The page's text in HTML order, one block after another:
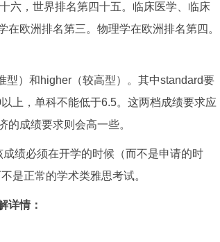
六，世界排名第四十五。临床医学、临床
欧洲排名第三。物理学在欧洲排名第四。
型）和higher（较高型）。其中standard要
上，单科不能低于6.5。这两档成绩要求应
成绩要求则会高一些。
绩必须在开学的时候（而不是申请的时
是正常的学术类雅思考试。
详情：